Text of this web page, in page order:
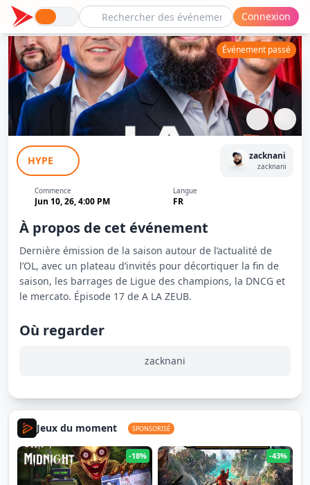
Connexion
La Dernière de la Saison ALZ - Zack
Événement passé
HYPE zacknani
zacknani
Commence
Jun 10, 26, 4:00 PM
Langue
FR
À propos de cet événement
Dernière émission de la saison autour de l’actualité de
l’OL, avec un plateau d’invités pour décortiquer la fin de
saison, les barrages de Ligue des champions, la DNCG et
le mercato. Épisode 17 de A LA ZEUB.
Où regarder
zacknani
Jeux du moment SPONSORISÉ
-18% -43%